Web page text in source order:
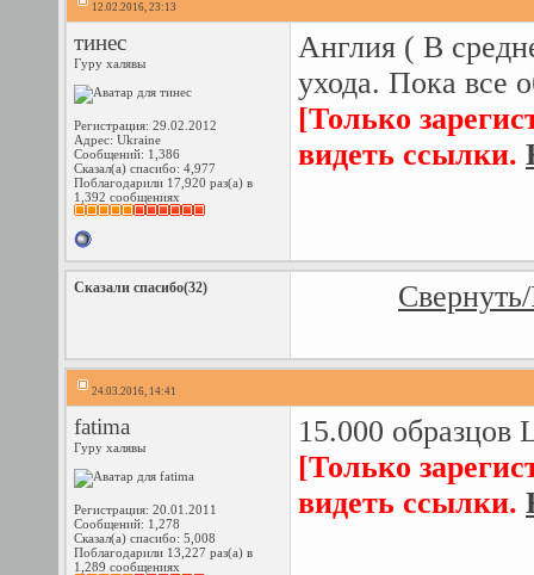
12.02.2016, 23:13
тинес
Гуру халявы
Регистрация: 29.02.2012
Адрес: Ukraine
Сообщений: 1,386
Сказал(а) спасибо: 4,977
Поблагодарили 17,920 раз(а) в
1,392 сообщениях
Англия ( В
ухода. Пока все
[Только
видеть ссылки.
Сказали спасибо(32)
24.03.2016, 14:41
fatima
Гуру халявы
Регистрация: 20.01.2011
Сообщений: 1,278
Сказал(а) спасибо: 5,008
Поблагодарили 13,227 раз(а) в
1,289 сообщениях
15.000 образцов
[Только
видеть ссылки.